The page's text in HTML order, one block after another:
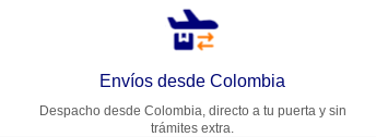
Envíos desde Colombia
Despacho desde Colombia, directo a tu puerta y sin
trámites extra.